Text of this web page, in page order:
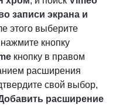
записи экрана и
этого выберите
кнопку
кнопку в правом
расширения
свой выбор,
расширение